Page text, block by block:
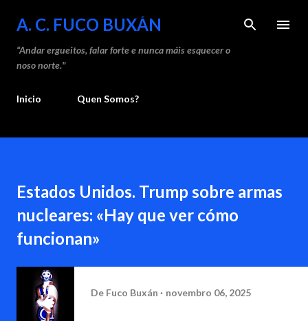
Saltar ao contido principal
A. C. FUCO BUXÁN
“Andar ergueitos, falar forte e nunca máis esquecer o
noso norte."
Inicio Quen Somos?
Estados Unidos. Trump sobre armas
nucleares: «Hay que ver cómo
funcionan»
De Fuco Buxán novembro 06, 2025